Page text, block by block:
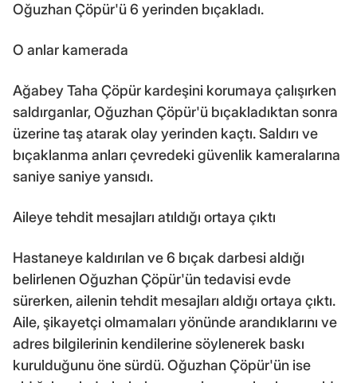
Oğuzhan Çöpür'ü 6 yerinden bıçakladı.
O anlar kamerada
Ağabey Taha Çöpür kardeşini korumaya çalışırken
saldırganlar, Oğuzhan Çöpür'ü bıçakladıktan sonra
üzerine taş atarak olay yerinden kaçtı. Saldırı ve
bıçaklanma anları çevredeki güvenlik kameralarına
saniye saniye yansıdı.
Aileye tehdit mesajları atıldığı ortaya çıktı
Hastaneye kaldırılan ve 6 bıçak darbesi aldığı
belirlenen Oğuzhan Çöpür'ün tedavisi evde
sürerken, ailenin tehdit mesajları aldığı ortaya çıktı.
Aile, şikayetçi olmamaları yönünde arandıklarını ve
adres bilgilerinin kendilerine söylenerek baskı
kurulduğunu öne sürdü. Oğuzhan Çöpür'ün ise